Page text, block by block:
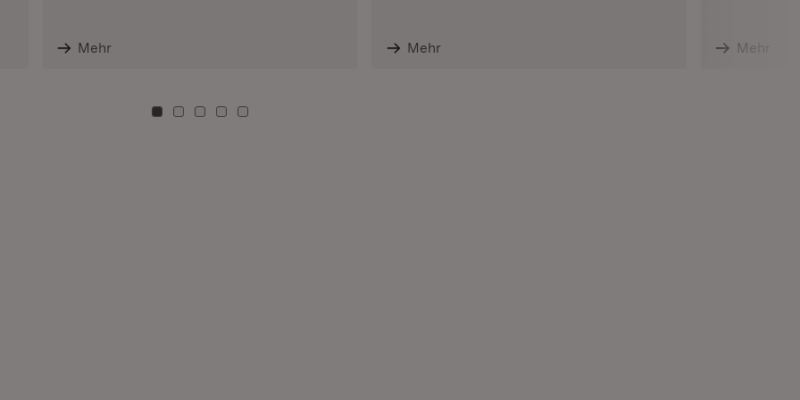
Mehr Mehr Mehr
Zu Kachel: 0
Zu Kachel: 3
Zu Kachel: 6
Zu Kachel: 9
Zu Kachel: 12